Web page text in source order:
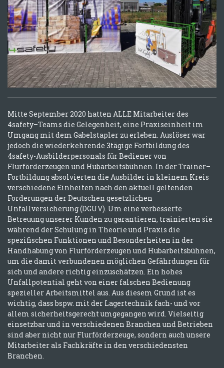
Mitte September 2020 hatten ALLE Mitarbeiter des
4safety–Teams die Gelegenheit, eine Praxiseinheit im
Umgang mit dem Gabelstapler zu erleben. Auslöser war
jedoch die wiederkehrende 3tägige Fortbildung des
4safety-Ausbilderpersonals für Bediener von
Flurförderzeugen und Hubarbeitsbühnen. In der Trainer–
Fortbildung absolvierten die Ausbilder in kleinem Kreis
verschiedene Einheiten nach den aktuell geltenden
Forderungen der Deutschen gesetzlichen
Unfallversicherung (DGUV). Um eine verbesserte
Betreuung unserer Kunden zu garantieren, trainierten sie
während der Schulung in Theorie und Praxis die
spezifischen Funktionen und Besonderheiten in der
Handhabung von Flurförderzeugen und Hubarbeitsbühnen,
um die damit verbundenen möglichen Gefährdungen für
sich und andere richtig einzuschätzen. Ein hohes
Unfallpotential geht von einer falschen Bedienung
spezieller Arbeitsmittel aus. Aus diesem Grund ist es
wichtig, dass bspw. mit der Lagertechnik fach- und vor
allem sicherheitsgerecht umgegangen wird. Vielseitig
einsetzbar und in verschiedenen Branchen und Betrieben
sind aber nicht nur Flurförderzeuge, sondern auch unsere
Mitarbeiter als Fachkräfte in den verschiedensten
Branchen.